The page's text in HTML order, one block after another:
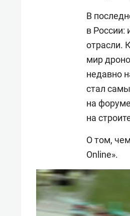
В
в России:
отрасли.
мир
недавно
стал
на
на
О том,
Online».